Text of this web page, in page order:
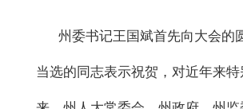
州委书记王国斌首先向大会的
当选的同志表示祝贺，对近年来